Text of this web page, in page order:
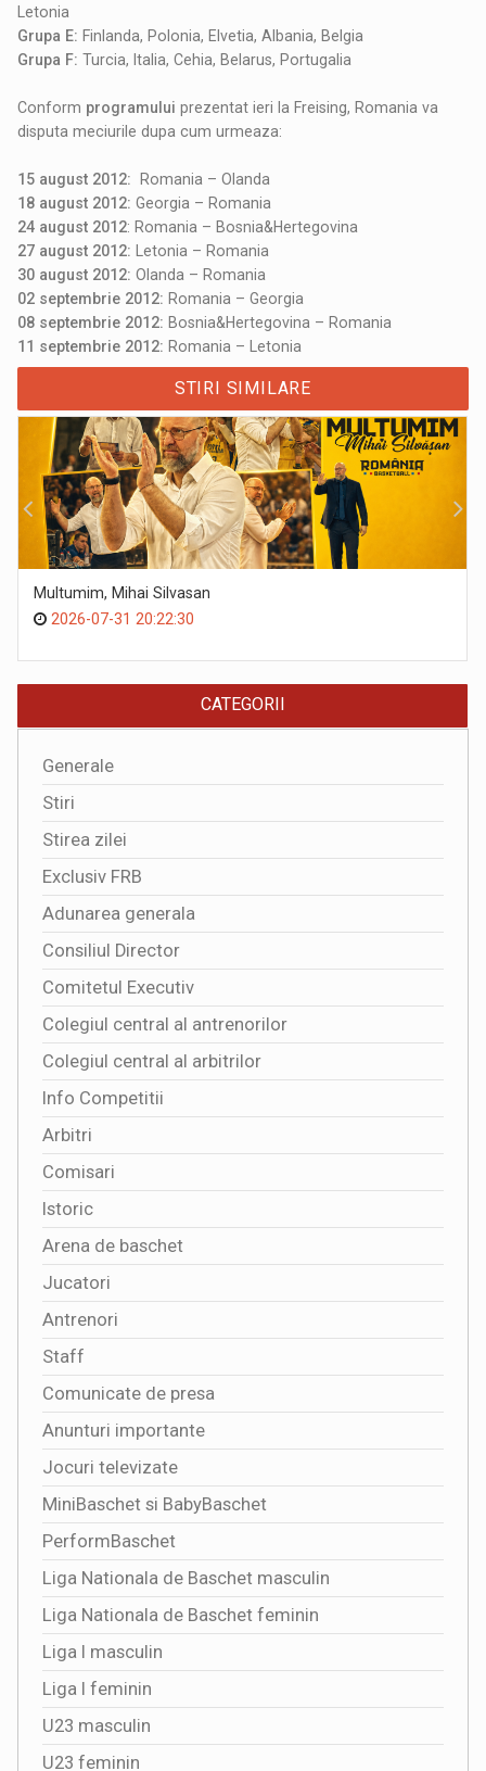
Letonia
Grupa E:Finlanda, Polonia, Elvetia, Albania, Belgia
Grupa F: Turcia, Italia, Cehia, Belarus, Portugalia
Conform programului prezentat ieri la Freising, Romania va
disputa meciurile dupa cum urmeaza:
15 august 2012:Romania – Olanda
18 august 2012: Georgia – Romania
24 august 2012: Romania – Bosnia&Hertegovina
27 august 2012: Letonia – Romania
30 august 2012: Olanda – Romania
02 septembrie 2012: Romania – Georgia
08 septembrie 2012: Bosnia&Hertegovina – Romania
11 septembrie 2012: Romania – Letonia
STIRI SIMILARE
Multumim, Mihai Silvasan
2026-07-31 20:22:30
CATEGORII
Generale
Stiri
Stirea zilei
Exclusiv FRB
Adunarea generala
Consiliul Director
Comitetul Executiv
Colegiul central al antrenorilor
Colegiul central al arbitrilor
Info Competitii
Arbitri
Comisari
Istoric
Arena de baschet
Jucatori
Antrenori
Staff
Comunicate de presa
Anunturi importante
Jocuri televizate
MiniBaschet si BabyBaschet
PerformBaschet
Liga Nationala de Baschet masculin
Liga Nationala de Baschet feminin
Liga I masculin
Liga I feminin
U23 masculin
U23 feminin